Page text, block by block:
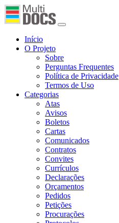
Início
O Projeto
Sobre
Perguntas Frequentes
Política de Privacidade
Termos de Uso
Categorias
Atas
Avisos
Boletos
Cartas
Comunicados
Contratos
Convites
Currículos
Declarações
Orçamentos
Pedidos
Petições
Procurações